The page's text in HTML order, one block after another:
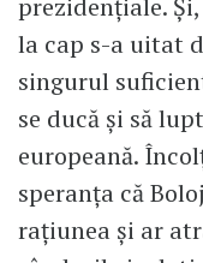
prezidențiale.
la cap s-a uitat
singurul
se ducă și să
europeană.
speranța că
rațiunea și ar